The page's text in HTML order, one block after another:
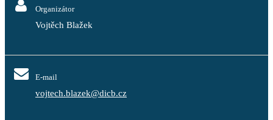
Organizátor
Vojtěch Blažek
E-mail
vojtech.blazek@dicb.cz